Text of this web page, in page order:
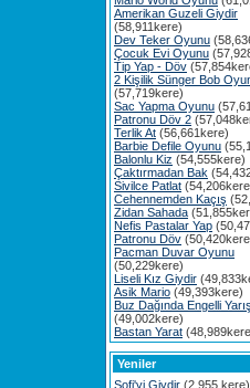
Amerikan Guzeli Giydir
(58,911kere)
Dev Teker Oyunu
Çocuk Evi Oyunu
Tip Yap - Döv
2 Kişilik Sünger Bob
(57,719kere)
Sac Yapma Oyunu
Patronu Döv 2
Terlik At (56,661kere)
Barbie Defile Oyunu
Balonlu Kiz (54,555kere)
Çaktırmadan Bak
Sivilce Patlat
Cehennemden Kaçış
Zidan Sahada
Nefis Pastalar Yap
Patronu Döv
Pacman Duvar Oyunu
(50,229kere)
Liseli Kız Giydir
Asik Mario (49,393kere)
Buz Dağında Engelli Yarış
(49,002kere)
Bastan Yarat
Yeniler
Sofi'yi Giydir (2,955 kere)